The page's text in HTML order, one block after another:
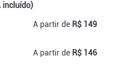
incluído)
A partir de R$ 149
A partir de R$ 146